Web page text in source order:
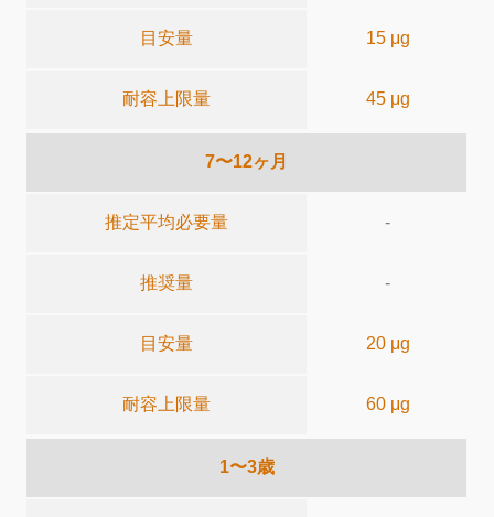
目安量 15 μg
耐容上限量 45 μg
7〜12ヶ月
推定平均必要量 -
推奨量 -
目安量 20 μg
耐容上限量 60 μg
1〜3歳